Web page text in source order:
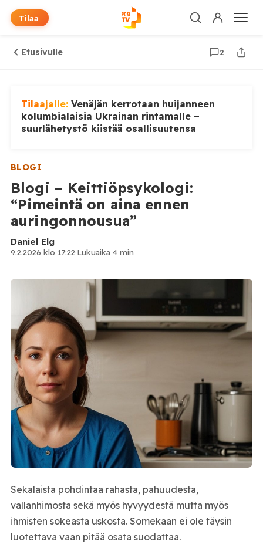
Tilaa
Etusivulle 2
Tilaajalle: Venäjän kerrotaan huijanneen
kolumbialaisia Ukrainan rintamalle –
suurlähetystö kiistää osallisuutensa
BLOGI
Blogi – Keittiöpsykologi:
“Pimeintä on aina ennen
auringonnousua”
Daniel Elg
9.2.2026 klo 17:22·Lukuaika 4 min
Sekalaista pohdintaa rahasta, pahuudesta,
vallanhimosta sekä myös hyvyydestä mutta myös
ihmisten sokeasta uskosta. Somekaan ei ole täysin
luotettava vaan pitää osata suodattaa.